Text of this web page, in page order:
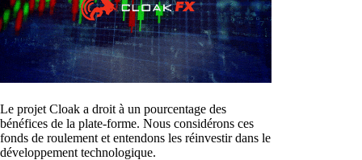
Le projet Cloak a droit à un pourcentage des
bénéfices de la plate-forme. Nous considérons ces
fonds de roulement et entendons les réinvestir dans le
développement technologique.